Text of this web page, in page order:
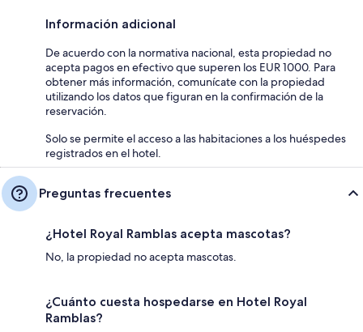
Información adicional
De acuerdo con la normativa nacional, esta propiedad no
acepta pagos en efectivo que superen los EUR 1000. Para
obtener más información, comunícate con la propiedad
utilizando los datos que figuran en la confirmación de la
reservación.
Solo se permite el acceso a las habitaciones a los huéspedes
registrados en el hotel.
Preguntas frecuentes
¿Hotel Royal Ramblas acepta mascotas?
No, la propiedad no acepta mascotas.
¿Cuánto cuesta hospedarse en Hotel Royal
Ramblas?